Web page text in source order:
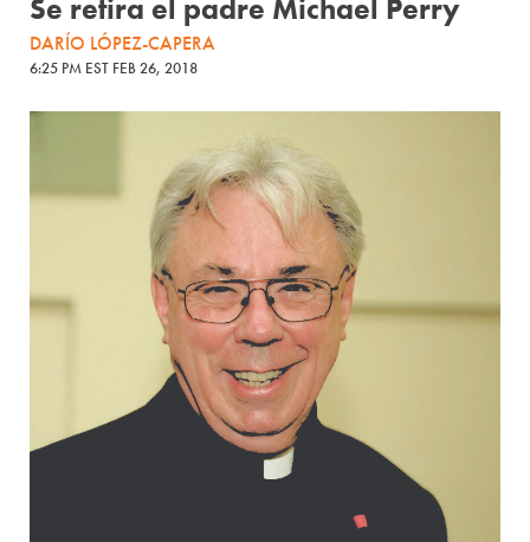
Se retira el padre Michael Perry
DARÍO LÓPEZ-CAPERA
6:25 PM EST FEB 26, 2018